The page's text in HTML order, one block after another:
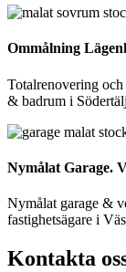
Ommålning
Totalrenovering
& badrum i
Nymålat Garage.
Nymålat garage &
fastighetsägare i
Kontakta